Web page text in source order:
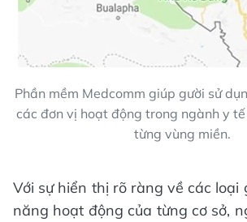
Phần mềm Medcomm giúp gười sử
các đơn vị hoạt động trong ngành y
từng vùng miền.
Với sự hiển thị rõ ràng về các loại
năng hoạt động của từng cơ sở,